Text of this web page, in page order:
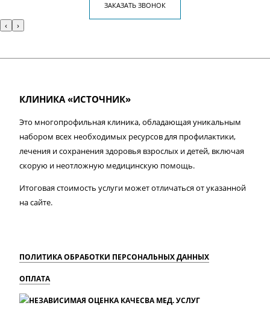
ЗАКАЗАТЬ ЗВОНОК
‹ ›
КЛИНИКА «ИСТОЧНИК»
Это многопрофильная клиника, обладающая уникальным
набором всех необходимых ресурсов для профилактики,
лечения и сохранения здоровья взрослых и детей, включая
скорую и неотложную медицинскую помощь.
Итоговая стоимость услуги может отличаться от указанной
на сайте.
ПОЛИТИКА ОБРАБОТКИ ПЕРСОНАЛЬНЫХ ДАННЫХ
ОПЛАТА